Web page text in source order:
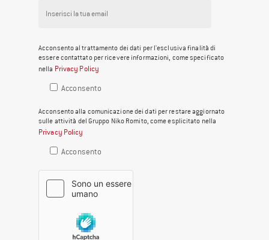
Acconsento al trattamento dei dati per l'esclusiva finalità di
essere contattato per ricevere informazioni, come specificato
nella Privacy Policy
Acconsento
Acconsento alla comunicazione dei dati per restare aggiornato
sulle attività del Gruppo Niko Romito, come esplicitato nella
Privacy Policy
Acconsento